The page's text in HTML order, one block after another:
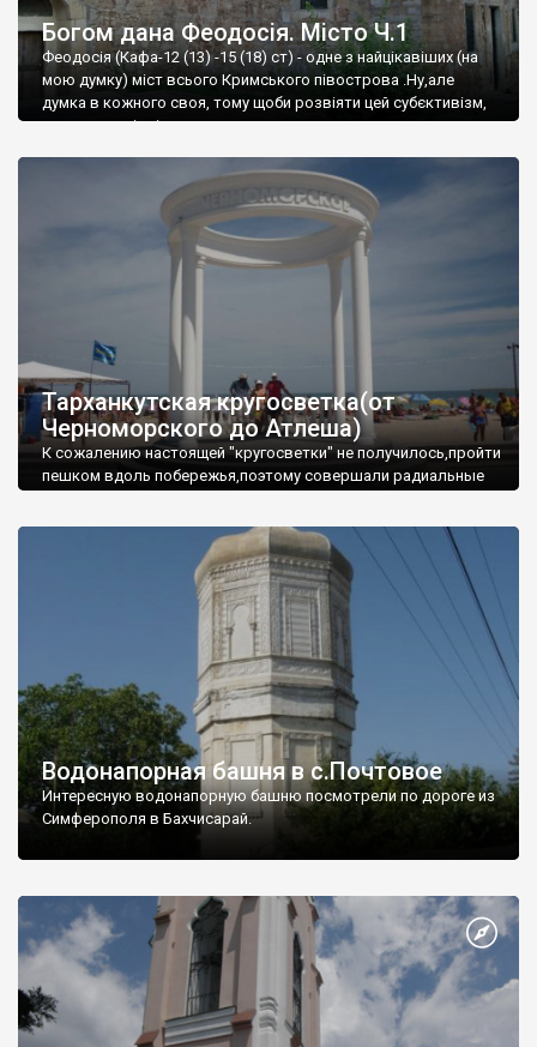
Богом дана Феодосія. Місто Ч.1
Феодосія (Кафа-12 (13) -15 (18) ст) - одне з найцікавіших (на
мою думку) міст всього Кримського півострова .Ну,але
думка в кожного своя, тому щоби розвіяти цей субєктивізм,
запрошую відвідати це
Тарханкутская кругосветка(от
Черноморского до Атлеша)
К сожалению настоящей "кругосветки" не получилось,пройти
пешком вдоль побережья,поэтому совершали радиальные
Водонапорная башня в с.Почтовое
Интересную водонапорную башню посмотрели по дороге из
Симферополя в Бахчисарай.